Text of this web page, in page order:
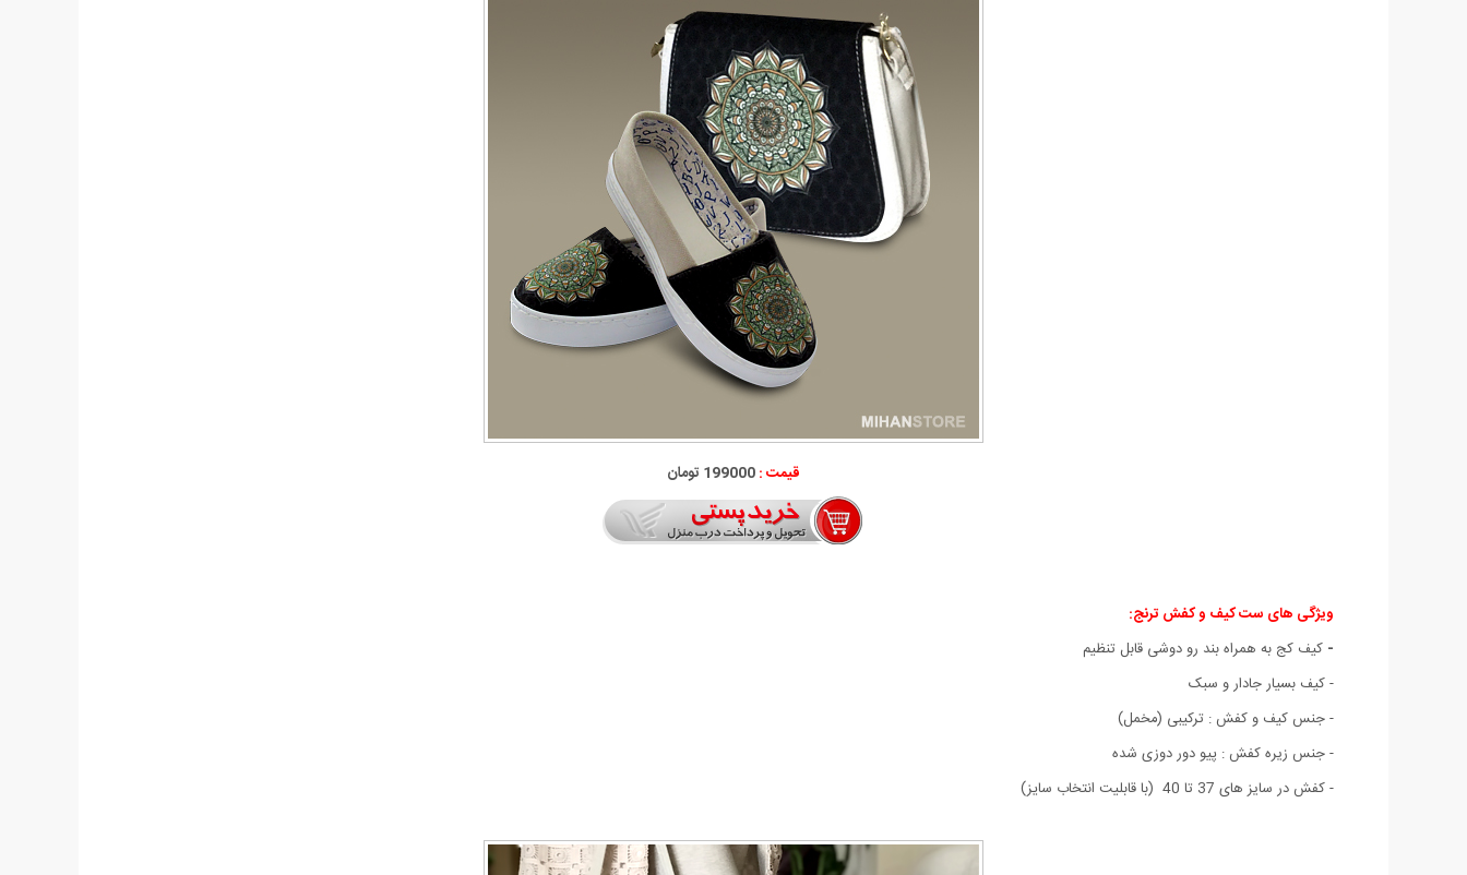
قیمت :199000 تومان
ویژگی های ست کیف و کفش ترنج:
- کیف کج به همراه بند رو دوشی قابل تنظیم
- کيف بسيار جادار و سبک
- جنس کیف و کفش : ترکیبی (مخمل)
- جنس زیره کفش : پیو دور دوزی شده
- کفش در سایز های 37 تا 40 (با قابليت انتخاب سايز)